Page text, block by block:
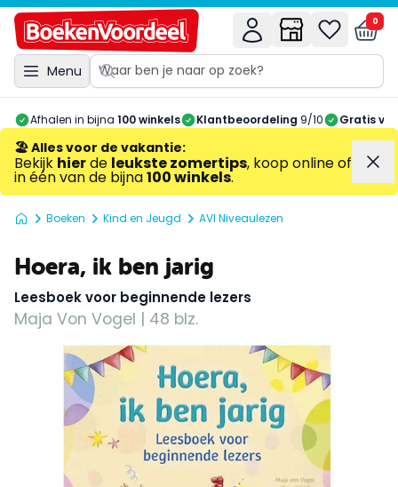
Menu
0
Afhalen in bijna 100 winkels Klantbeoordeling 9/10 Gratis
🏖️ Alles voor de vakantie:
Bekijk hierde leukste zomertips, koop online of
in één van de bijna100 winkels.
Boeken Kind en Jeugd AVI Niveaulezen
Hoera, ik ben jarig
Leesboek voor beginnende lezers
Maja Von Vogel | 48 blz.